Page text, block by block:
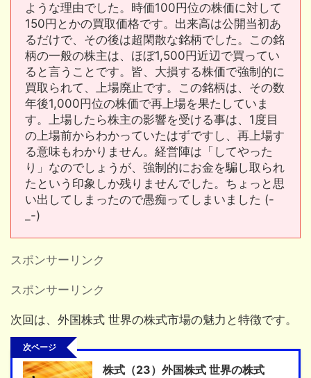
ような理由でした。時価100円位の株価に対して
150円とかの買取価格です。出来高は公開当初あ
るだけで、その後は超閑散な銘柄でした。この銘
柄の一般の株主は、ほぼ1,500円近辺で買ってい
ると言うことです。皆、大損する株価で強制的に
買取られて、上場廃止です。この銘柄は、その数
年後1,000円位の株価で再上場を果たしていま
す。上場したら株主の影響を受ける事は、1度目
の上場前からわかっていたはずですし、再上場す
る意味もわかりません。経営陣は「してやった
り」なのでしょうが、強制的にお金を騙し取られ
たという印象しか残りませんでした。ちょっと思
い出してしまったので愚痴ってしまいました (-
_-)
スポンサーリンク
スポンサーリンク
次回は、外国株式 世界の株式市場の魅力と特徴です。
次ページ
株式（23）外国株式 世界の株式